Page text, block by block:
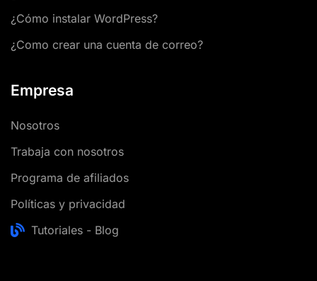
¿Cómo instalar WordPress?
¿Como crear una cuenta de correo?
Empresa
Nosotros
Trabaja con nosotros
Programa de afiliados
Políticas y privacidad
Tutoriales - Blog